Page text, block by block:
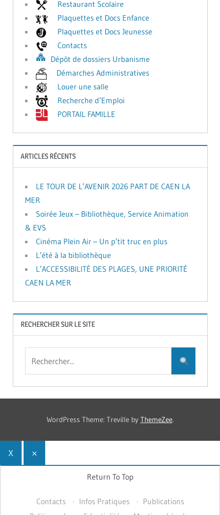
Restaurant Scolaire
Plaquettes et Docs Enfance
Plaquettes et Docs Jeunesse
Contacts
Dépôt de dossiers Urbanisme
Démarches Administratives
Louer une salle
Recherche d’Emploi
PORTAIL FAMILLE
ARTICLES RÉCENTS
LE TOUR DE L’AVENIR 2026 PART DE CAEN LA
MER
Soirée Jeux – Bibliothèque, Service Animation
& EVS
Cinéma Plein Air – Un p’tit truc en plus
L’été à la bibliothèque
L’ACCESSIBILITÉ DES PLAGES, UNE PRIORITÉ
CAEN LA MER
RECHERCHER SUR LE SITE
WordPress Theme: Treville by ThemeZee.
X ×
Return To Top
Contacts Infos Pratiques
Publications